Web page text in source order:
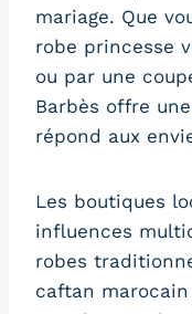
mariage. Que
robe princesse
ou par une
Barbès offre
répond aux
Les boutiques
influences
robes
caftan